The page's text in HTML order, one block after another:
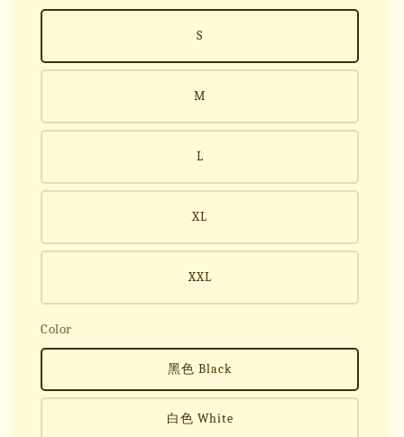
S
M
L
XL
XXL
Color
黑色 Black
白色 White